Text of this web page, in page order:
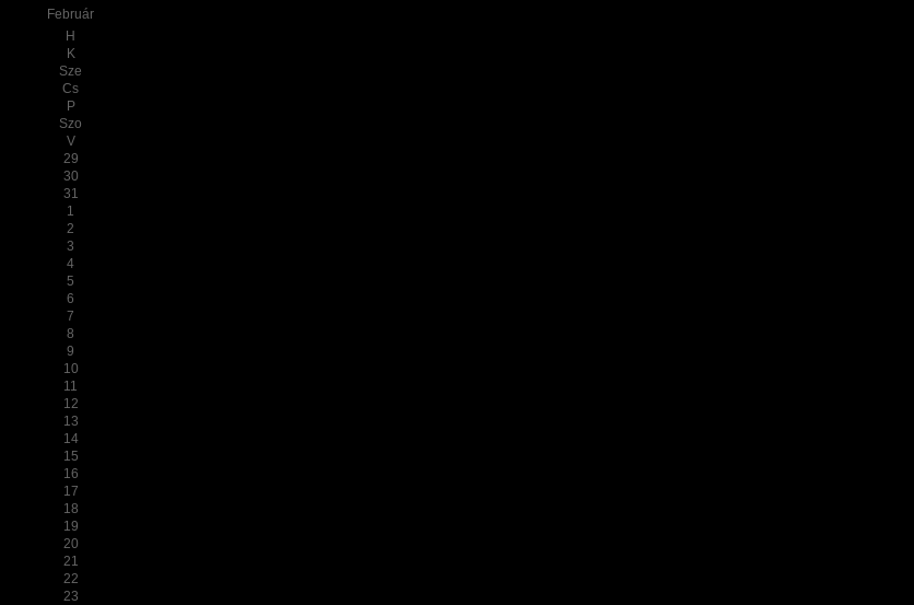
Február
H
K
Sze
Cs
P
Szo
V
29
30
31
1
2
3
4
5
6
7
8
9
10
11
12
13
14
15
16
17
18
19
20
21
22
23